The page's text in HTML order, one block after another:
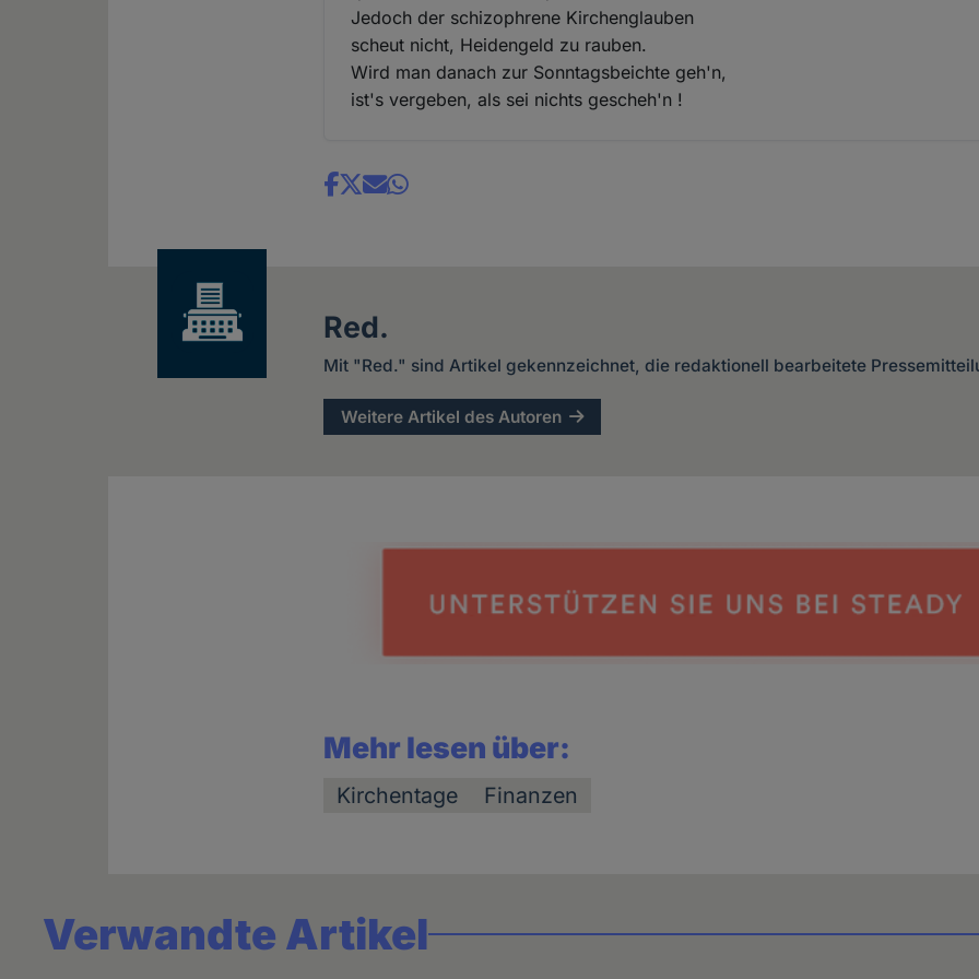
Jedoch der schizophrene Kirchenglauben
scheut nicht, Heidengeld zu rauben.
Wird man danach zur Sonntagsbeichte geh'n,
ist's vergeben, als sei nichts gescheh'n !
Share
Red.
Mit "Red." sind Artikel gekennzeichnet, die redaktionell bearbeitete
Weitere Artikel des Autoren
Mehr lesen über:
Kirchentage Finanzen
Verwandte Artikel